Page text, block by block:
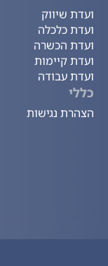
ועדת שיווק
ועדת כלכלה
ועדת הכשרה
ועדת קיימות
ועדת עבודה
כללי
הצהרת נגישות